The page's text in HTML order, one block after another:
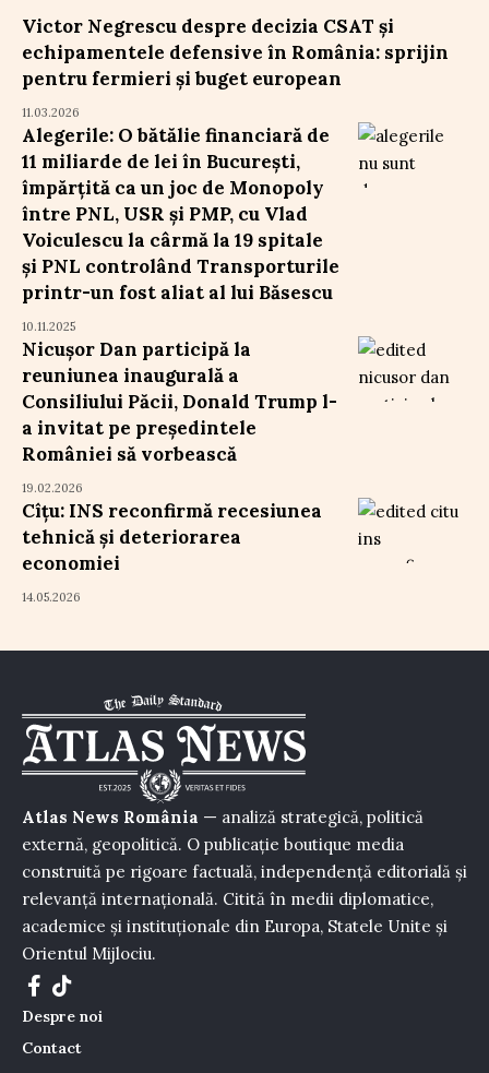
Victor Negrescu despre decizia CSAT și
echipamentele defensive în România: sprijin
pentru fermieri și buget european
11.03.2026
Alegerile: O bătălie financiară de
11 miliarde de lei în București,
împărțită ca un joc de Monopoly
între PNL, USR și PMP, cu Vlad
Voiculescu la cârmă la 19 spitale
și PNL controlând Transporturile
printr-un fost aliat al lui Băsescu
10.11.2025
Nicușor Dan participă la
reuniunea inaugurală a
Consiliului Păcii, Donald Trump l-
a invitat pe președintele
României să vorbească
19.02.2026
Cîțu: INS reconfirmă recesiunea
tehnică și deteriorarea
economiei
14.05.2026
Atlas News România — analiză strategică, politică
externă, geopolitică. O publicație boutique media
construită pe rigoare factuală, independență editorială și
relevanță internațională. Citită în medii diplomatice,
academice și instituționale din Europa, Statele Unite și
Orientul Mijlociu.
Despre noi
Contact